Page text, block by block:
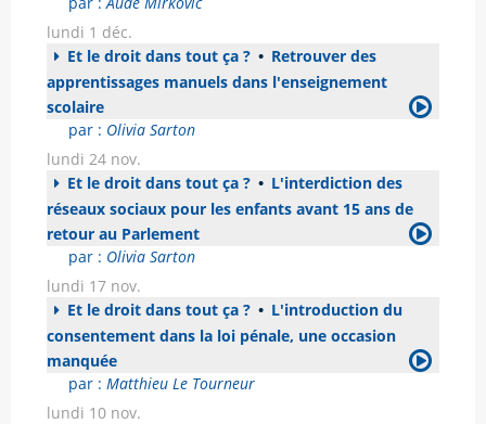
lundi 1 déc.
Et le droit dans tout ça ? • Retrouver des
apprentissages manuels dans l'enseignement
scolaire
par : Olivia Sarton
lundi 24 nov.
Et le droit dans tout ça ? • L'interdiction des
réseaux sociaux pour les enfants avant 15 ans de
retour au Parlement
par : Olivia Sarton
lundi 17 nov.
Et le droit dans tout ça ? • L'introduction du
consentement dans la loi pénale, une occasion
manquée
par : Matthieu Le Tourneur
lundi 10 nov.